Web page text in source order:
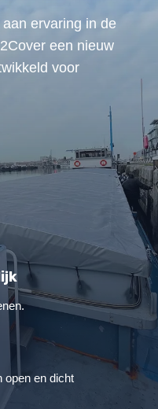
ervaring in de
een nieuw
voor
open en dicht